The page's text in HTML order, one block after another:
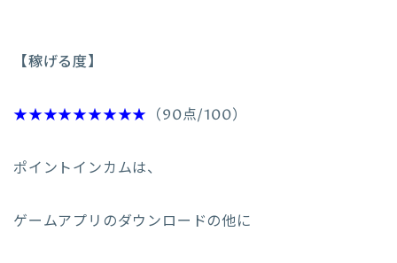
【稼げる度】
★★★★★★★★★ （90点/100）
ポイントインカムは、
ゲームアプリのダウンロードの他に